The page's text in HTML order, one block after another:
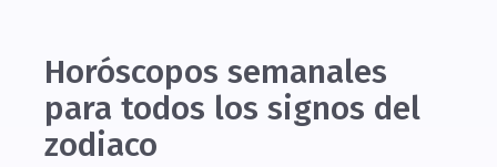
Horóscopos semanales
para todos los signos del
zodiaco